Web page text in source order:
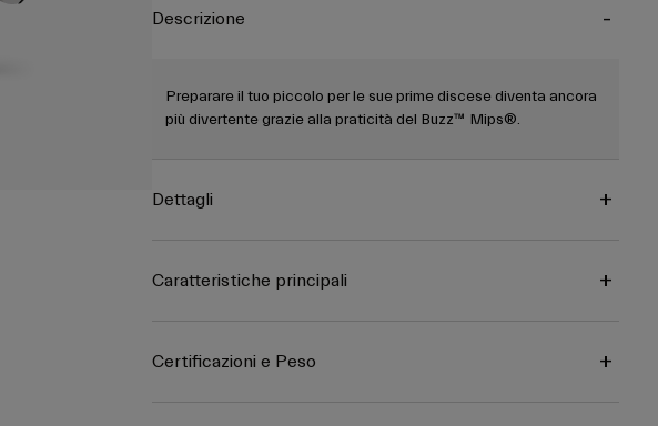
Descrizione
Preparare il tuo piccolo per le sue prime discese diventa ancora
più divertente grazie alla praticità del Buzz™ Mips®.
Dettagli
Caratteristiche principali
Certificazioni e Peso